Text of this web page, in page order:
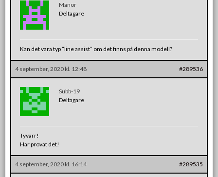
Manor
Deltagare
Kan det vara typ ”line assist” om det finns på denna modell?
4 september, 2020 kl. 12:48 #289536
Subb-19
Deltagare
Tyvärr!
Har provat det!
4 september, 2020 kl. 16:14 #289535